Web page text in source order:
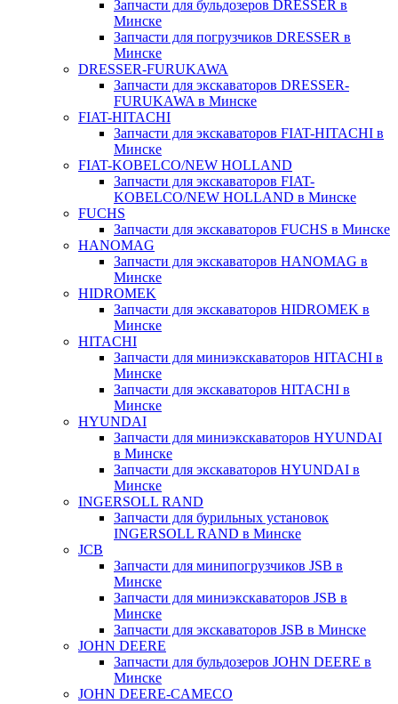
Запчасти для бульдозеров DRESSER в
Минске
Запчасти для погрузчиков DRESSER в
Минске
DRESSER-FURUKAWA
Запчасти для экскаваторов DRESSER-
FURUKAWA в Минске
FIAT-HITACHI
Запчасти для экскаваторов FIAT-HITACHI в
Минске
FIAT-KOBELCO/NEW HOLLAND
Запчасти для экскаваторов FIAT-
KOBELCO/NEW HOLLAND в Минске
FUCHS
Запчасти для экскаваторов FUCHS в Минске
HANOMAG
Запчасти для экскаваторов HANOMAG в
Минске
HIDROMEK
Запчасти для экскаваторов HIDROMEK в
Минске
HITACHI
Запчасти для миниэкскаваторов HITACHI в
Минске
Запчасти для экскаваторов HITACHI в
Минске
HYUNDAI
Запчасти для миниэкскаваторов HYUNDAI
в Минске
Запчасти для экскаваторов HYUNDAI в
Минске
INGERSOLL RAND
Запчасти для бурильных установок
INGERSOLL RAND в Минске
JCB
Запчасти для минипогрузчиков JSB в
Минске
Запчасти для миниэкскаваторов JSB в
Минске
Запчасти для экскаваторов JSB в Минске
JOHN DEERE
Запчасти для бульдозеров JOHN DEERE в
Минске
JOHN DEERE-CAMECO